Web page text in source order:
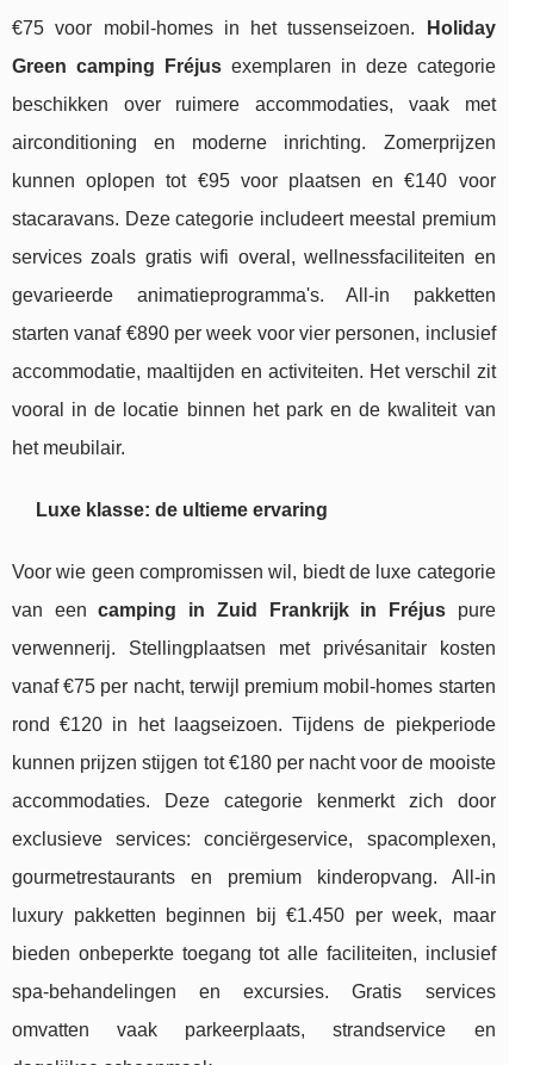
€75 voor mobil-homes in het tussenseizoen.
Holiday
Green camping Fréjusexemplaren in deze categorie
beschikken over ruimere accommodaties, vaak met
airconditioning en moderne inrichting. Zomerprijzen
kunnen oplopen tot €95 voor plaatsen en €140 voor
stacaravans. Deze categorie includeert meestal premium
services zoals gratis wifi overal, wellnessfaciliteiten en
gevarieerde animatieprogramma's. All-in pakketten
starten vanaf €890 per week voor vier personen, inclusief
accommodatie, maaltijden en activiteiten. Het verschil zit
vooral in de locatie binnen het park en de kwaliteit van
het meubilair.
Luxe klasse: de ultieme ervaring
Voor wie geen compromissen wil, biedt de luxe categorie
van eencamping in Zuid Frankrijk in Fréjuspure
verwennerij. Stellingplaatsen met privésanitair kosten
vanaf €75 per nacht, terwijl premium mobil-homes starten
rond €120 in het laagseizoen. Tijdens de piekperiode
kunnen prijzen stijgen tot €180 per nacht voor de mooiste
accommodaties. Deze categorie kenmerkt zich door
exclusieve services: conciërgeservice, spacomplexen,
gourmetrestaurants en premium kinderopvang. All-in
luxury pakketten beginnen bij €1.450 per week, maar
bieden onbeperkte toegang tot alle faciliteiten, inclusief
spa-behandelingen en excursies. Gratis services
omvatten vaak parkeerplaats, strandservice en